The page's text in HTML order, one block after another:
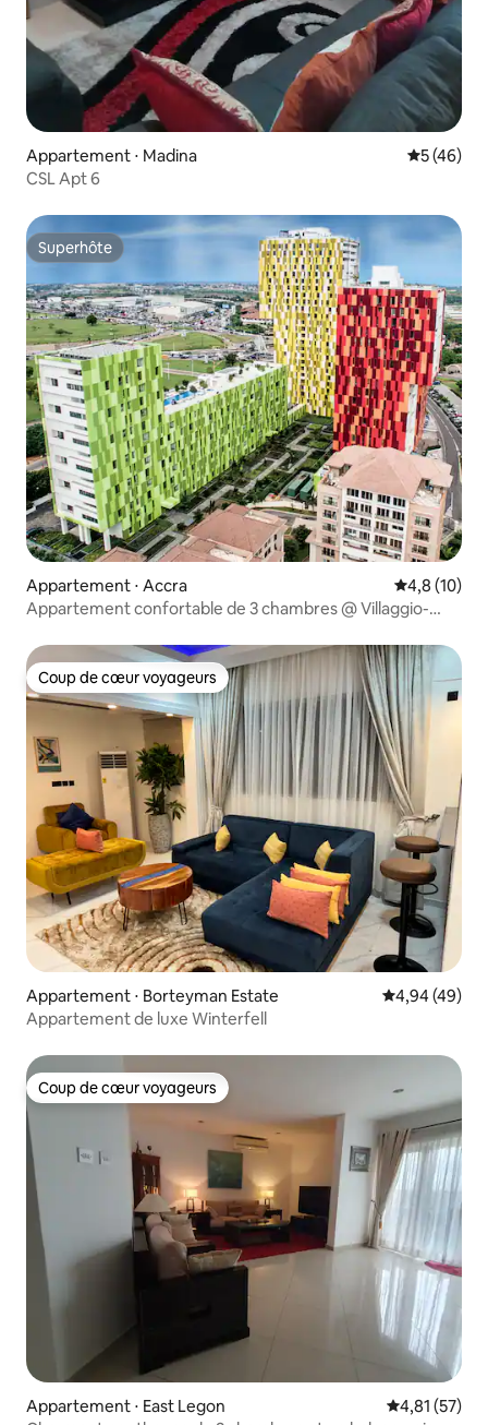
Appartement ⋅ Madina
5 (46)
CSL Apt 6
Superhôte
Superhôte
Appartement ⋅ Accra Évaluation
4,8 (10)
Appartement confortable de 3 chambres @ Villaggio-
Coup de cœur voyageurs
Coup de cœur voyageurs
Appartement ⋅ Borteyman Estate Évaluation
4,94 (49)
Appartement de luxe Winterfell
Coup de cœur voyageurs
Coup de cœur voyageurs
Appartement ⋅ East Legon Évaluation
4,81 (57)